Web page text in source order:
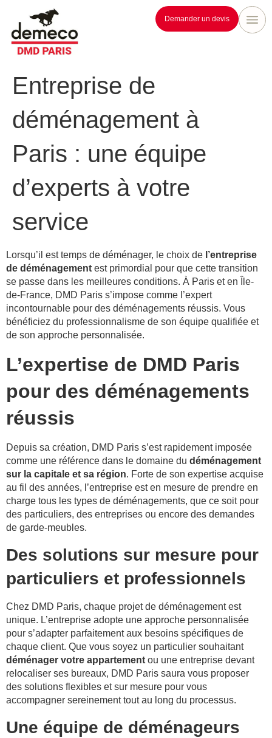
Demander un devis
Entreprise de
déménagement à
Paris : une équipe
d’experts à votre
service
Lorsqu’il est temps de déménager, le choix de l’entreprise
de déménagement est primordial pour que cette transition
se passe dans les meilleures conditions. À Paris et en Île-
de-France, DMD Paris s’impose comme l’expert
incontournable pour des déménagements réussis. Vous
bénéficiez du professionnalisme de son équipe qualifiée et
de son approche personnalisée.
L’expertise de DMD Paris
pour des déménagements
réussis
Depuis sa création, DMD Paris s’est rapidement imposée
comme une référence dans le domaine du déménagement
sur la capitale et sa région. Forte de son expertise acquise
au fil des années, l’entreprise est en mesure de prendre en
charge tous les types de déménagements, que ce soit pour
des particuliers, des entreprises ou encore des demandes
de garde-meubles.
Des solutions sur mesure pour
particuliers et professionnels
Chez DMD Paris, chaque projet de déménagement est
unique. L’entreprise adopte une approche personnalisée
pour s’adapter parfaitement aux besoins spécifiques de
chaque client. Que vous soyez un particulier souhaitant
déménager votre appartement ou une entreprise devant
relocaliser ses bureaux, DMD Paris saura vous proposer
des solutions flexibles et sur mesure pour vous
accompagner sereinement tout au long du processus.
Une équipe de déménageurs